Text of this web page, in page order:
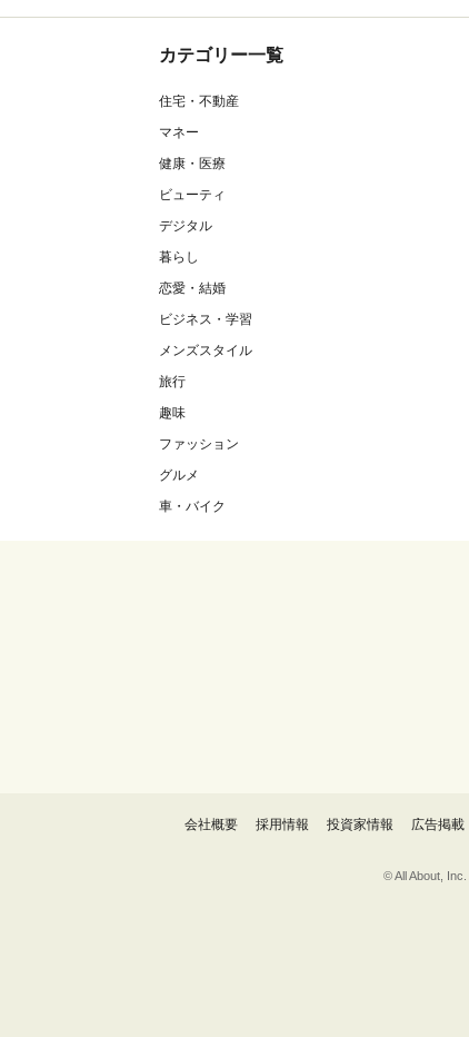
カテゴリー一覧
住宅・不動産
マネー
健康・医療
ビューティ
デジタル
暮らし
恋愛・結婚
ビジネス・学習
メンズスタイル
旅行
趣味
ファッション
グルメ
車・バイク
会社概要 採用情報 投資家情報 広告掲載
© All About,